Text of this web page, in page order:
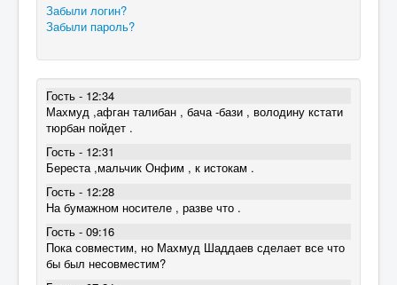
Забыли логин?
Забыли пароль?
Гость - 12:34
Махмуд ,афган талибан , бача -бази , володину кстати
тюрбан пойдет .
Гость - 12:31
Береста ,мальчик Онфим , к истокам .
Гость - 12:28
На бумажном носителе , разве что .
Гость - 09:16
Пока совместим, но Махмуд Шаддаев сделает все что
бы был несовместим?